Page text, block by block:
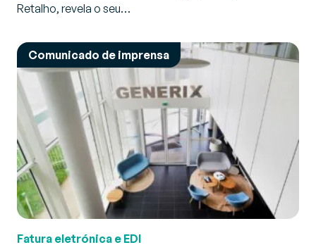
Retalho, revela o seu…
Comunicado de imprensa
Fatura eletrónica e EDI